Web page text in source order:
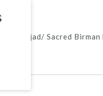
kassipojad/ Sacred